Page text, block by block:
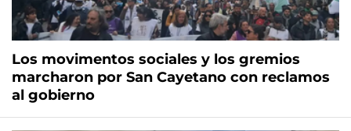
Los movimentos sociales y los gremios
marcharon por San Cayetano con reclamos
al gobierno